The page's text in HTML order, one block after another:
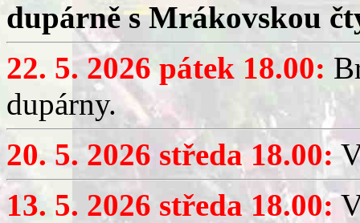
dupárně s Mrákovskou
22. 5. 2026 pátek 18.00:
dupárny.
20. 5. 2026 středa 18.00:
13. 5. 2026 středa 18.00: